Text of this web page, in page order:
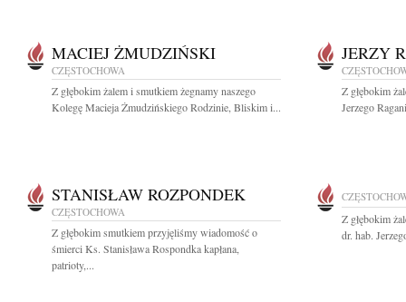
MACIEJ ŻMUDZIŃSKI
CZĘSTOCHOWA
Z głębokim żalem i smutkiem żegnamy naszego
Kolegę Macieja Żmudzińskiego Rodzinie, Bliskim i...
JERZY
Z głębokim
Jerzego
STANISŁAW ROZPONDEK
CZĘSTOCHOWA
Z głębokim smutkiem przyjęliśmy wiadomość o
śmierci Ks. Stanisława Rospondka kapłana,
patrioty,...
Z głębokim
dr. hab.